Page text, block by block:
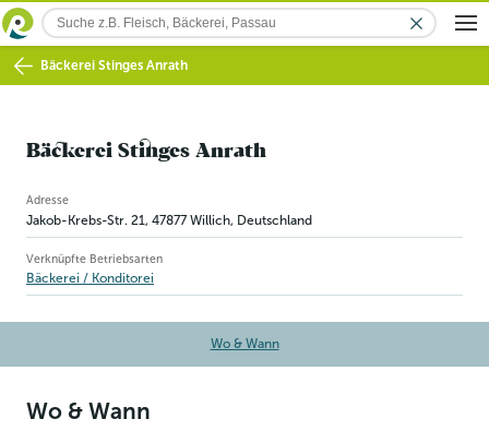
Bäckerei Stinges Anrath
Bäckerei Stinges Anrath
Betriebsinformation
Adresse
Jakob-Krebs-Str. 21 , 47877 Willich, Deutschland
Verknüpfte Betriebsarten
Bäckerei / Konditorei
Wo & Wann
Wo & Wann